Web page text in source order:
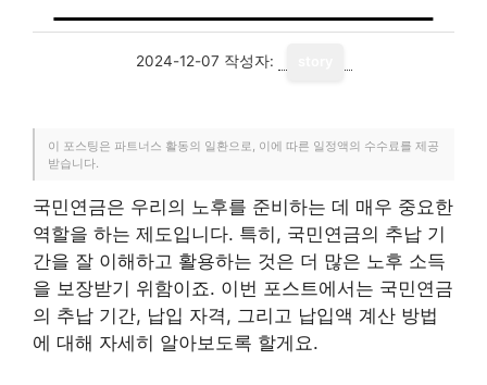
2024-12-07 작성자:
이 포스팅은 파트너스 활동의 일환으로, 이에 따른 일정액의 수수료를 제공
받습니다.
국민연금은 우리의 노후를 준비하는 데 매우 중요한
역할을 하는 제도입니다. 특히, 국민연금의 추납 기
간을 잘 이해하고 활용하는 것은 더 많은 노후 소득
을 보장받기 위함이죠. 이번 포스트에서는 국민연금
의 추납 기간, 납입 자격, 그리고 납입액 계산 방법
에 대해 자세히 알아보도록 할게요.